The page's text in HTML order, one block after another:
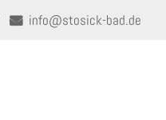
info@stosick-bad.de